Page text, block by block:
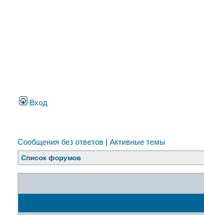
Вход
Сообщения без ответов | Активные темы
Список форумов